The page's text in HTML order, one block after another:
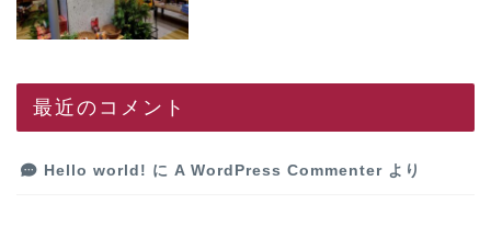
最近のコメント
Hello world! に A WordPress Commenter より